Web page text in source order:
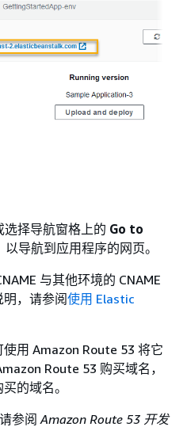
选择导航窗格上的 Go to
以导航到应用程序的网页。
与其他环境的 CNAME
，请参阅使用 Elastic
用 Amazon Route 53 将它
Route 53 购买域名，
的域名。
参阅Amazon Route 53 开发